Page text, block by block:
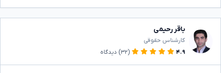
باقر رحیمی
کارشناس حقوقی
۴.۹
(۳۲) دیدگاه